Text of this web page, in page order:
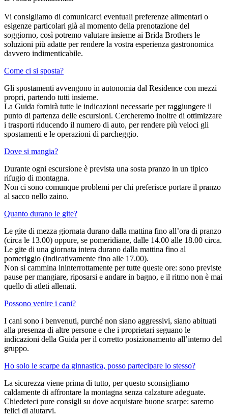
Vi consigliamo di comunicarci eventuali preferenze alimentari o
esigenze particolari già al momento della prenotazione del
soggiorno, così potremo valutare insieme ai Brida Brothers le
soluzioni più adatte per rendere la vostra esperienza gastronomica
davvero indimenticabile.
Come ci si sposta?
Gli spostamenti avvengono in autonomia dal Residence con mezzi
propri, partendo tutti insieme.
La Guida fornirà tutte le indicazioni necessarie per raggiungere il
punto di partenza delle escursioni. Cercheremo inoltre di ottimizzare
i trasporti riducendo il numero di auto, per rendere più veloci gli
spostamenti e le operazioni di parcheggio.
Dove si mangia?
Durante ogni escursione è prevista una sosta pranzo in un tipico
rifugio di montagna.
Non ci sono comunque problemi per chi preferisce portare il pranzo
al sacco nello zaino.
Quanto durano le gite?
Le gite di mezza giornata durano dalla mattina fino all’ora di pranzo
(circa le 13.00) oppure, se pomeridiane, dalle 14.00 alle 18.00 circa.
Le gite di una giornata intera durano dalla mattina fino al
pomeriggio (indicativamente fino alle 17.00).
Non si cammina ininterrottamente per tutte queste ore: sono previste
pause per mangiare, riposarsi e andare in bagno, e il ritmo non è mai
quello di atleti allenati.
Possono venire i cani?
I cani sono i benvenuti, purché non siano aggressivi, siano abituati
alla presenza di altre persone e che i proprietari seguano le
indicazioni della Guida per il corretto posizionamento all’interno del
gruppo.
Ho solo le scarpe da ginnastica, posso partecipare lo stesso?
La sicurezza viene prima di tutto, per questo sconsigliamo
caldamente di affrontare la montagna senza calzature adeguate.
Chiedeteci pure consigli su dove acquistare buone scarpe: saremo
felici di aiutarvi.